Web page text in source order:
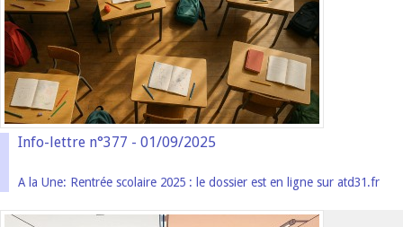
Info-lettre n°377 - 01/09/2025
A la Une: Rentrée scolaire 2025 : le dossier est en ligne sur atd31.fr